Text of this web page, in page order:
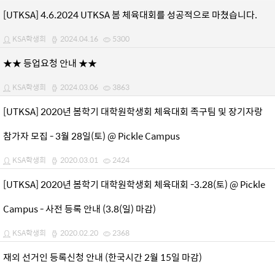
[UTKSA] 4.6.2024 UTKSA 봄 체육대회를 성공적으로 마쳤습니다.
KSA학생회 2024.04.16 5300
★★ 등업요청 안내 ★★
KSA학생회 2024.03.06 3863
[UTKSA] 2020년 봄학기 대학원학생회 체육대회 족구팀 및 장기자랑
참가자 모집 - 3월 28일(토) @ Pickle Campus
KSA학생회 2020.03.01 2424
[UTKSA] 2020년 봄학기 대학원학생회 체육대회 -3.28(토) @ Pickle
Campus - 사전 등록 안내 (3.8(일) 마감)
KSA학생회 2020.02.20 2368
재외 선거인 등록신청 안내 (한국시간 2월 15일 마감)